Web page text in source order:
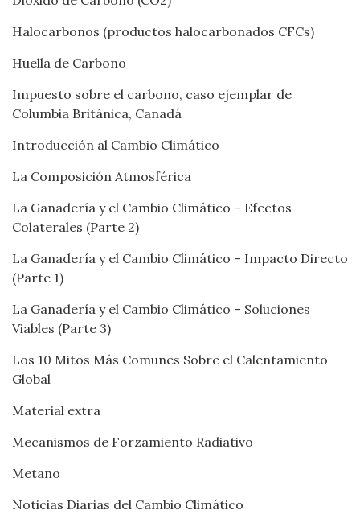
Halocarbonos (productos halocarbonados CFCs)
Huella de Carbono
Impuesto sobre el carbono, caso ejemplar de
Columbia Británica, Canadá
Introducción al Cambio Climático
La Composición Atmosférica
La Ganadería y el Cambio Climático – Efectos
Colaterales (Parte 2)
La Ganadería y el Cambio Climático – Impacto Directo
(Parte 1)
La Ganadería y el Cambio Climático – Soluciones
Viables (Parte 3)
Los 10 Mitos Más Comunes Sobre el Calentamiento
Global
Material extra
Mecanismos de Forzamiento Radiativo
Metano
Noticias Diarias del Cambio Climático